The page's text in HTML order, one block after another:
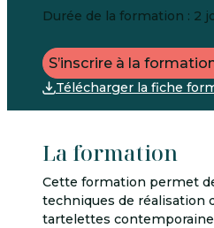
Durée de la formation : 2
S’inscrire à la
Télécharger la fiche
La formation
Cette formation permet
techniques de réalisation
tartelettes